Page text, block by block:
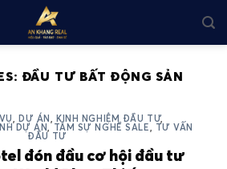
ĐẦU TƯ BẤT ĐỘNG SẢN
, DỰ ÁN , KINH NGHIỆM ĐẦU TƯ,
DỰ ÁN, TÂM SỰ NGHỀ SALE, TƯ VẤN
ĐẦU TƯ
đón đầu cơ hội đầu tư